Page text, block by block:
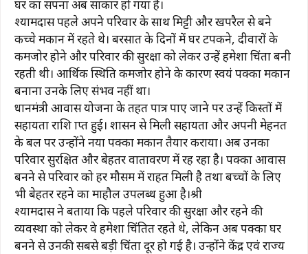
o
o
k
p
p
m n
k
घर का सपना अब साकार हो गया है।
श्यामदास पहले अपने परिवार के साथ मिट्टी और खपरैल से बने
कच्चे मकान में रहते थे। बरसात के दिनों में घर टपकने, दीवारों के
कमजोर होने और परिवार की सुरक्षा को लेकर उन्हें हमेशा चिंता बनी
रहती थी। आर्थिक स्थिति कमजोर होने के कारण स्वयं पक्का मकान
बनाना उनके लिए संभव नहीं था।
प्रधानमंत्री आवास योजना के तहत पात्र पाए जाने पर उन्हें किस्तों में
सहायता राशि प्राप्त हुई। शासन से मिली सहायता और अपनी मेहनत
के बल पर उन्होंने नया पक्का मकान तैयार कराया। अब उनका
परिवार सुरक्षित और बेहतर वातावरण में रह रहा है। पक्का आवास
बनने से परिवार को हर मौसम में राहत मिली है तथा बच्चों के लिए
भी बेहतर रहने का माहौल उपलब्ध हुआ है।श्री
श्यामदास ने बताया कि पहले परिवार की सुरक्षा और रहने की
व्यवस्था को लेकर वे हमेशा चिंतित रहते थे, लेकिन अब पक्का घर
बनने से उनकी सबसे बड़ी चिंता दूर हो गई है। उन्होंने केंद्र एवं राज्य